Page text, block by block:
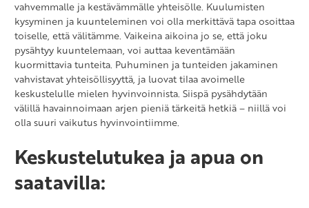
vahvemmalle ja kestävämmälle yhteisölle. Kuulumisten
kysyminen ja kuunteleminen voi olla merkittävä tapa osoittaa
toiselle, että välitämme. Vaikeina aikoina jo se, että joku
pysähtyy kuuntelemaan, voi auttaa keventämään
kuormittavia tunteita. Puhuminen ja tunteiden jakaminen
vahvistavat yhteisöllisyyttä, ja luovat tilaa avoimelle
keskustelulle mielen hyvinvoinnista. Siispä pysähdytään
välillä havainnoimaan arjen pieniä tärkeitä hetkiä – niillä voi
olla suuri vaikutus hyvinvointiimme.
Keskustelutukea ja apua on
saatavilla: